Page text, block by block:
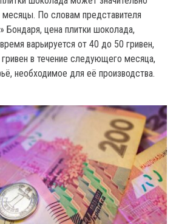
По словам представителя
Бондаря, цена плитки шоколада,
варьируется от 40 до 50 гривен,
в течение следующего месяца,
необходимое для её производства.